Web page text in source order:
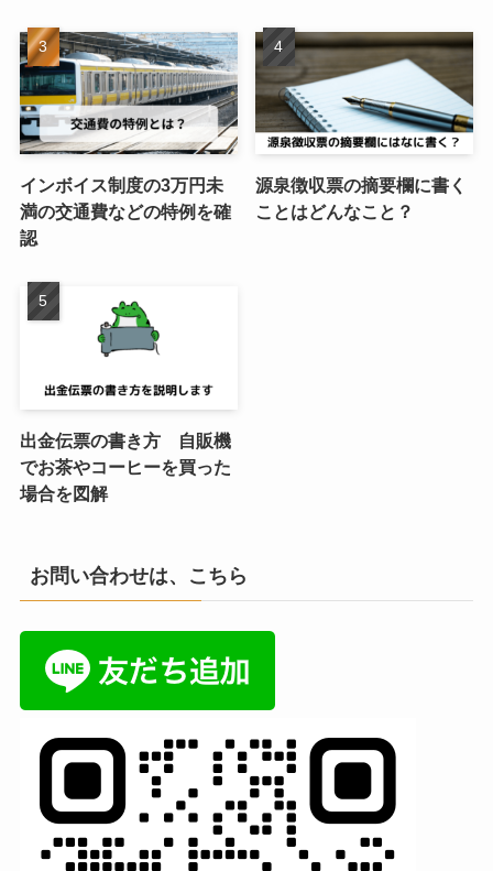
インボイス制度の3万円未
満の交通費などの特例を確
認
源泉徴収票の摘要欄に書く
ことはどんなこと？
出金伝票の書き方 自販機
でお茶やコーヒーを買った
場合を図解
お問い合わせは、こちら